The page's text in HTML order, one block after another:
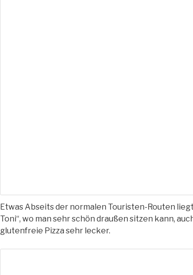
Etwas Abseits der normalen Touristen-Routen liegt
Toni“, wo man sehr schön draußen sitzen kann,
glutenfreie Pizza sehr lecker.